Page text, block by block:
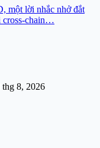
một lời nhắc nhở đắt
cross-chain…
8, 2026